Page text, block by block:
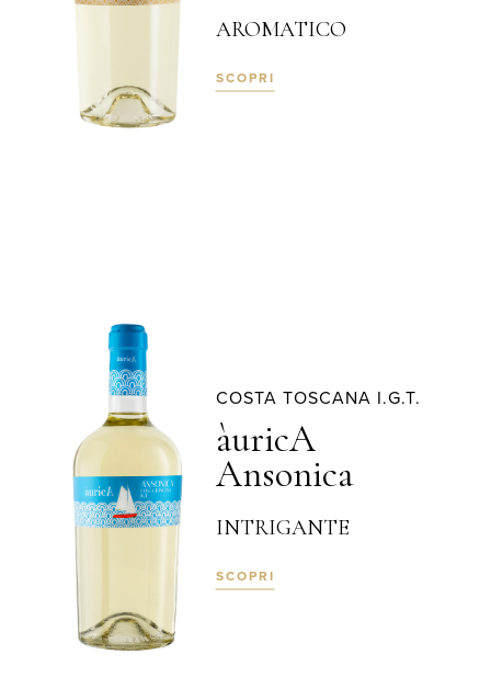
AROMATICO
SCOPRI
COSTA TOSCANA I.G.T.
àuricA
Ansonica
INTRIGANTE
SCOPRI